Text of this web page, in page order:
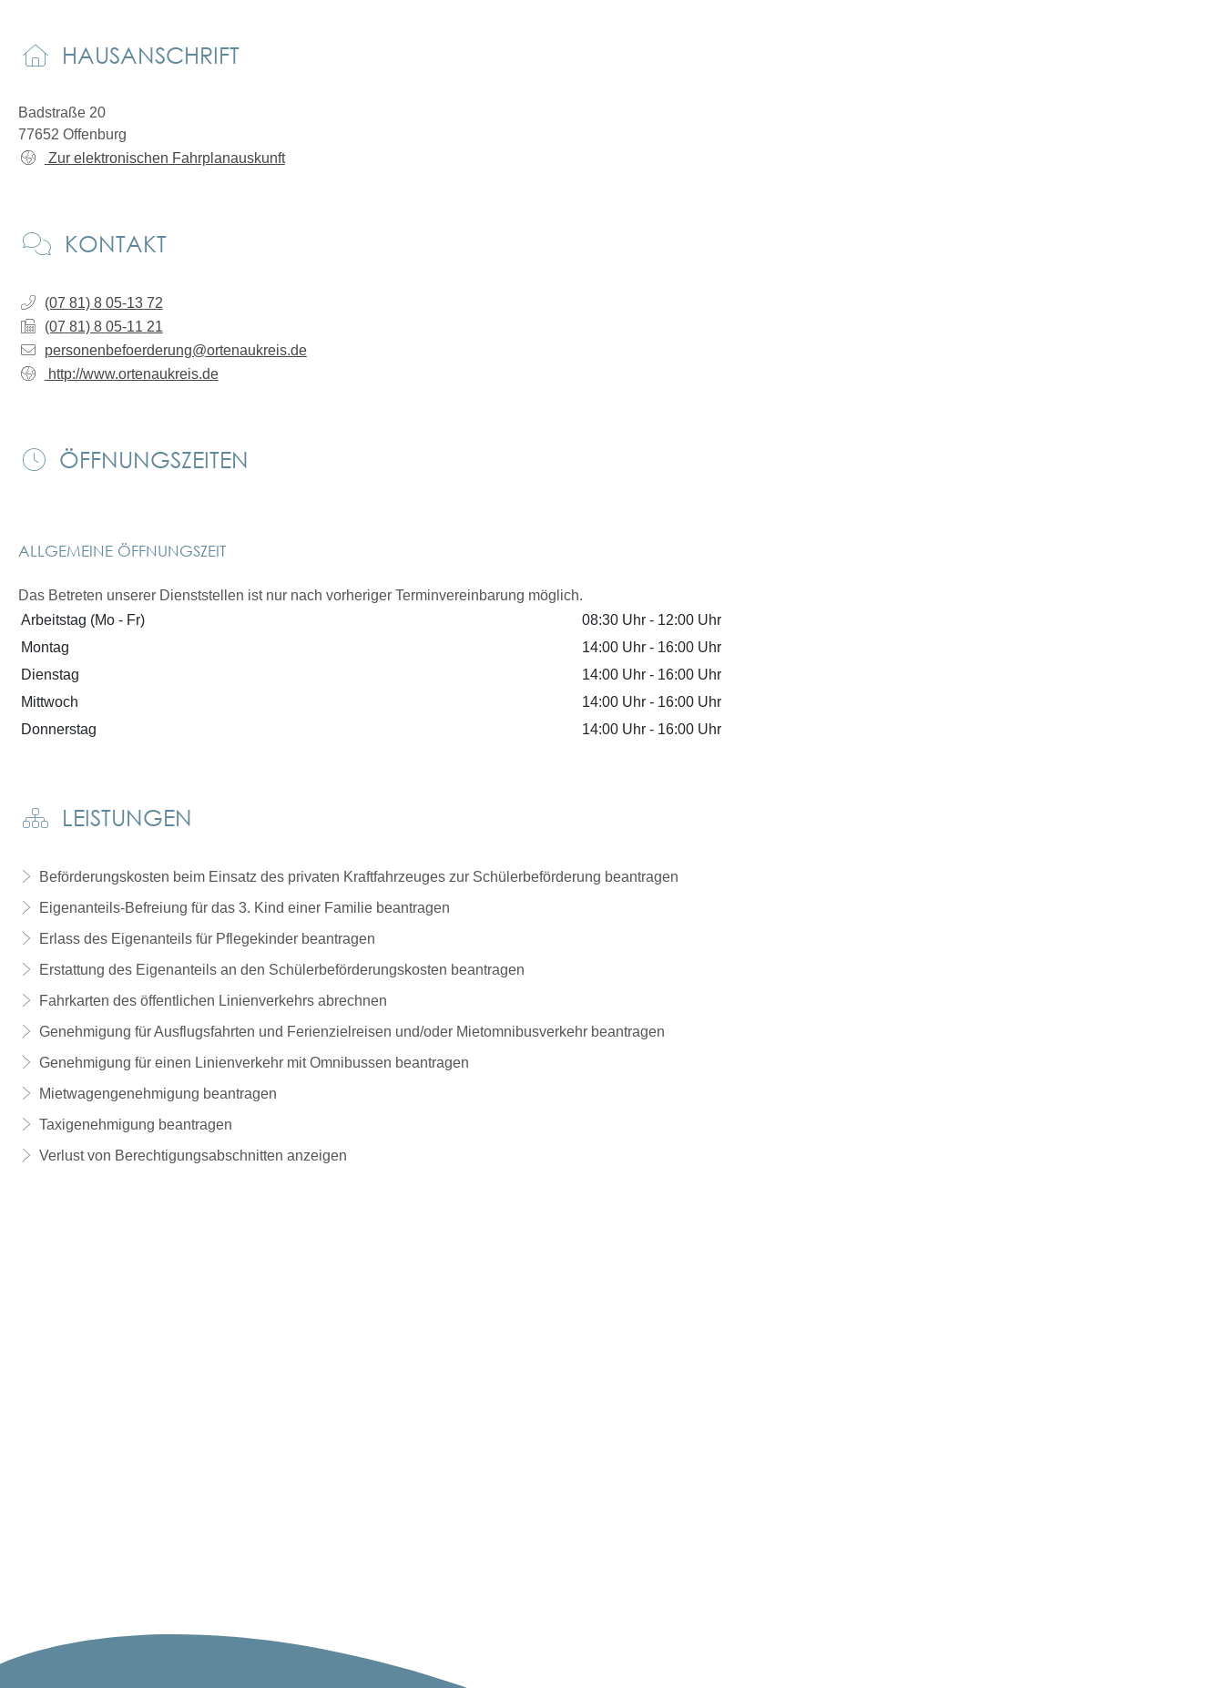
HAUSANSCHRIFT
Badstraße 20
77652 Offenburg
Zur elektronischen Fahrplanauskunft
KONTAKT
(07 81) 8 05-13 72
(07 81) 8 05-11 21
personenbefoerderung@ortenaukreis.de
http://www.ortenaukreis.de
ÖFFNUNGSZEITEN
ALLGEMEINE ÖFFNUNGSZEIT
Das Betreten unserer Dienststellen ist nur nach vorheriger Terminvereinbarung möglich.
Arbeitstag (Mo - Fr)
08:30 Uhr - 12:00 Uhr
Montag
14:00 Uhr - 16:00 Uhr
Dienstag
14:00 Uhr - 16:00 Uhr
Mittwoch
14:00 Uhr - 16:00 Uhr
Donnerstag
14:00 Uhr - 16:00 Uhr
LEISTUNGEN
Beförderungskosten beim Einsatz des privaten Kraftfahrzeuges zur Schülerbeförderung beantragen
Eigenanteils-Befreiung für das 3. Kind einer Familie beantragen
Erlass des Eigenanteils für Pflegekinder beantragen
Erstattung des Eigenanteils an den Schülerbeförderungskosten beantragen
Fahrkarten des öffentlichen Linienverkehrs abrechnen
Genehmigung für Ausflugsfahrten und Ferienzielreisen und/oder Mietomnibusverkehr beantragen
Genehmigung für einen Linienverkehr mit Omnibussen beantragen
Mietwagengenehmigung beantragen
Taxigenehmigung beantragen
Verlust von Berechtigungsabschnitten anzeigen